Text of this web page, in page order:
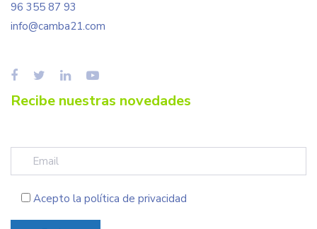
96 355 87 93
info@camba21.com
Recibe nuestras novedades
Acepto la política de privacidad